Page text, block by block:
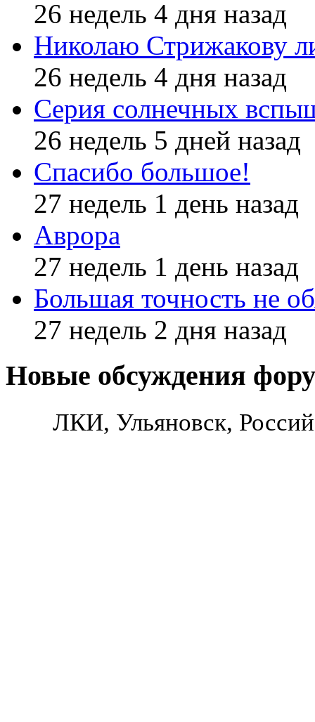
26 недель 4 дня назад
Николаю Стрижакову
26 недель 4 дня назад
Серия солнечных
26 недель 5 дней назад
Спасибо большое!
27 недель 1 день назад
Аврора
27 недель 1 день назад
Большая точность не
27 недель 2 дня назад
Новые обсуждения
ЛКИ, Ульяновск,